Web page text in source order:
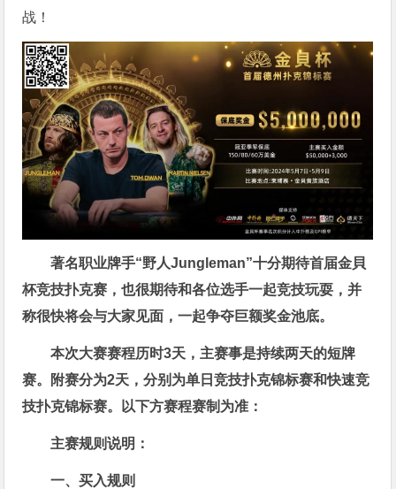
战！
著名职业牌手“野人Jungleman”十分期待首届金貝
杯竞技扑克赛，也很期待和各位选手一起竞技玩耍，并
称很快将会与大家见面，一起争夺巨额奖金池底。
本次大赛赛程历时3天，主赛事是持续两天的短牌
赛。附赛分为2天，分别为单日竞技扑克锦标赛和快速竞
技扑克锦标赛。以下方赛程赛制为准：
主赛规则说明：
一、买入规则